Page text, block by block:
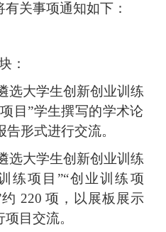
关事项通知如下：
：
选大学生创新创业训练
目”学生撰写的学术论
形式进行交流。
选大学生创新创业训练
练项目 ”“创业训练项
220 项，以展板展示
目交流。